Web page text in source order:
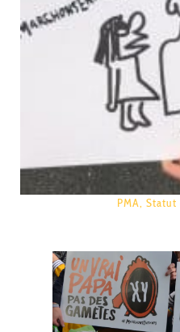
PMA, Statut